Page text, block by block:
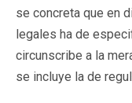
se concreta que en
legales ha de
circunscribe a la
se incluye la de